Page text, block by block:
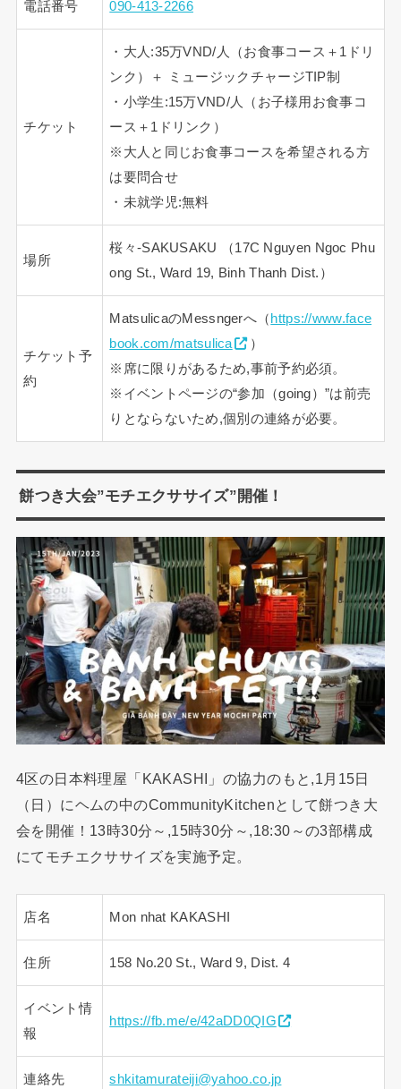
電話番号 090-413-2266
チケット
・大人:35万VND/人（お食事コース＋1ドリ
ンク）＋ ミュージックチャージTIP制
・小学生:15万VND/人（お子様用お食事コ
ース＋1ドリンク）
※大人と同じお食事コースを希望される方
は要問合せ
・未就学児:無料
場所
桜々-SAKUSAKU （17C Nguyen Ngoc Phu
ong St., Ward 19, Binh Thanh Dist.）
チケット予
約
MatsulicaのMessngerへ（ https://www.face
book.com/matsulica
）
※席に限りがあるため,事前予約必須。
※イベントページの“参加（going）”は前売
りとならないため,個別の連絡が必要。
餅つき大会”モチエクササイズ”開催！
4区の日本料理屋「KAKASHI」の協力のもと,1月15日
（日）にヘムの中のCommunityKitchenとして餅つき大
会を開催！13時30分～,15時30分～,18:30～の3部構成
にてモチエクササイズを実施予定。
店名 Mon nhat KAKASHI
住所 158 No.20 St., Ward 9, Dist. 4
イベント情
報
https://fb.me/e/42aDD0QIG
連絡先 shkitamurateiji@yahoo.co.jp